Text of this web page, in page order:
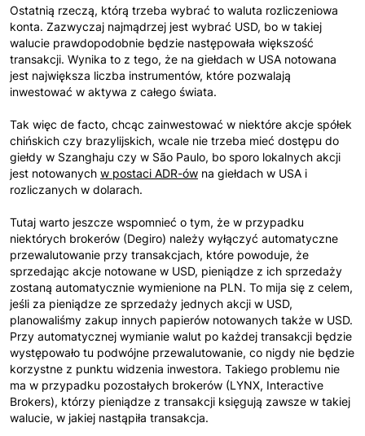
Ostatnią rzeczą, którą trzeba wybrać to waluta rozliczeniowa
konta. Zazwyczaj najmądrzej jest wybrać USD, bo w takiej
walucie prawdopodobnie będzie następowała większość
transakcji. Wynika to z tego, że na giełdach w USA notowana
jest największa liczba instrumentów, które pozwalają
inwestować w aktywa z całego świata.
Tak więc de facto, chcąc zainwestować w niektóre akcje spółek
chińskich czy brazylijskich, wcale nie trzeba mieć dostępu do
giełdy w Szanghaju czy w São Paulo, bo sporo lokalnych akcji
jest notowanych w postaci ADR-ów na giełdach w USA i
rozliczanych w dolarach.
Tutaj warto jeszcze wspomnieć o tym, że w przypadku
niektórych brokerów (Degiro) należy wyłączyć automatyczne
przewalutowanie przy transakcjach, które powoduje, że
sprzedając akcje notowane w USD, pieniądze z ich sprzedaży
zostaną automatycznie wymienione na PLN. To mija się z celem,
jeśli za pieniądze ze sprzedaży jednych akcji w USD,
planowaliśmy zakup innych papierów notowanych także w USD.
Przy automatycznej wymianie walut po każdej transakcji będzie
występowało tu podwójne przewalutowanie, co nigdy nie będzie
korzystne z punktu widzenia inwestora. Takiego problemu nie
ma w przypadku pozostałych brokerów (LYNX, Interactive
Brokers), którzy pieniądze z transakcji księgują zawsze w takiej
walucie, w jakiej nastąpiła transakcja.